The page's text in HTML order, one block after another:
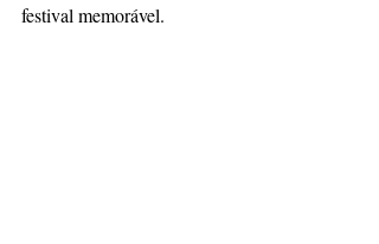
festival memorável.